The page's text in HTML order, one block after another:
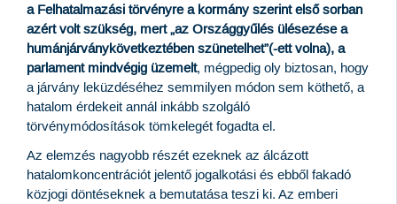
a Felhatalmazási törvényre a kormány szerint első sorban
azért volt szükség, mert „az Országgyűlés ülésezése a
humánjárványkövetkeztében szünetelhet”(-ett volna), a
parlament mindvégig üzemelt, mégpedig oly biztosan, hogy
a járvány leküzdéséhez semmilyen módon sem köthető, a
hatalom érdekeit annál inkább szolgáló
törvénymódosítások tömkelegét fogadta el.
Az elemzés nagyobb részét ezeknek az álcázott
hatalomkoncentrációt jelentő jogalkotási és ebből fakadó
közjogi döntéseknek a bemutatása teszi ki. Az emberi